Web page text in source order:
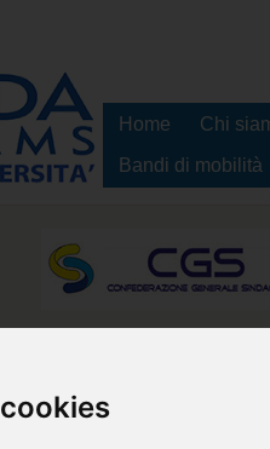
Home
Chi
Bandi di mobilità
Territorio